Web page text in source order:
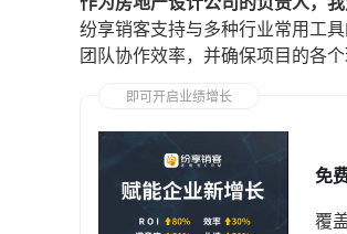
纷享销客支持与多种行业常用工
团队协作效率，并确保项目的各个
即可开启业绩增长
免
覆